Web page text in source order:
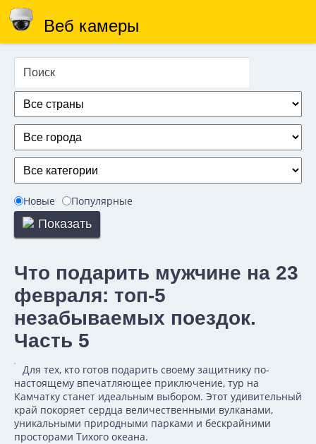
Веб камеры
Новые Популярные
Показать
Что подарить мужчине на 23
февраля: топ-5
незабываемых поездок.
Часть 5
Для тех, кто готов подарить своему защитнику по-
настоящему впечатляющее приключение, тур на
Камчатку станет идеальным выбором. Этот удивительный
край покоряет сердца величественными вулканами,
уникальными природными парками и бескрайними
просторами Тихого океана.